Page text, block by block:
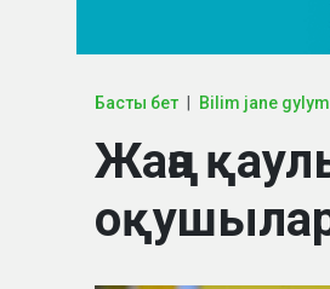
Басты бет Bilim jane gylym
Жаңа